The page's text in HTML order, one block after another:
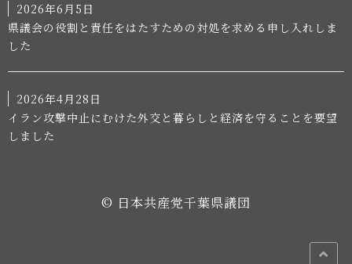
2026年6月5日
県議会の役割と責任をはたすための対処を求める申し入れしま
した
2026年4月28日
イラン攻撃中止にむけた外交と暮らしと経済を守ることを要望
しました
© 日本共産党千葉県議団